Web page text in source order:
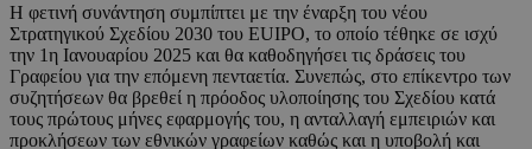
Η φετινή συνάντηση συμπίπτει με την έναρξη του νέου
Στρατηγικού Σχεδίου 2030 του EUIPO, το οποίο τέθηκε σε ισχύ
την 1η Ιανουαρίου 2025 και θα καθοδηγήσει τις δράσεις του
Γραφείου για την επόμενη πενταετία. Συνεπώς, στο επίκεντρο των
συζητήσεων θα βρεθεί η πρόοδος υλοποίησης του Σχεδίου κατά
τους πρώτους μήνες εφαρμογής του, η ανταλλαγή εμπειριών και
προκλήσεων των εθνικών γραφείων καθώς και η υποβολή και